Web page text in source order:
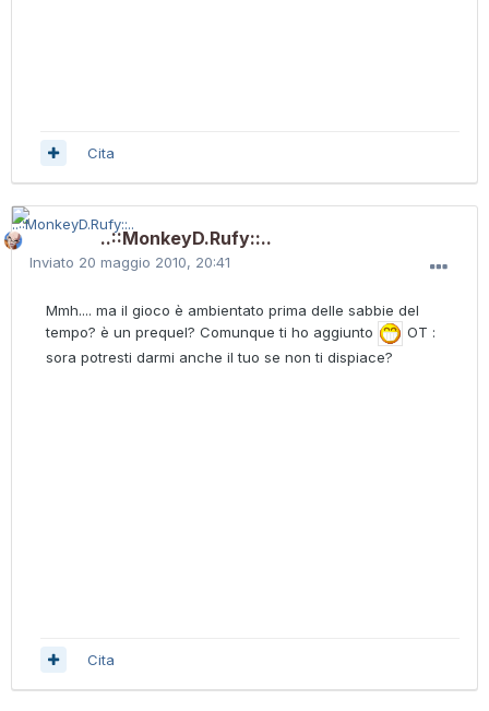
Cita
..::MonkeyD.Rufy::..
Inviato 20 maggio 2010, 20:41
Mmh.... ma il gioco è ambientato prima delle sabbie del
tempo? è un prequel? Comunque ti ho aggiunto
OT :
sora potresti darmi anche il tuo se non ti dispiace?
Cita